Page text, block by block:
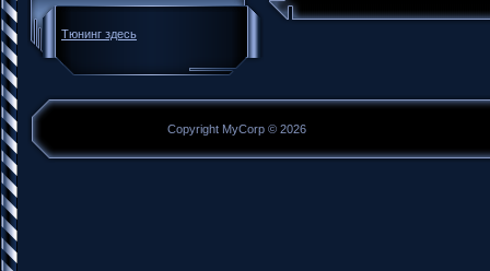
Тюнинг здесь
Copyright MyCorp © 2026